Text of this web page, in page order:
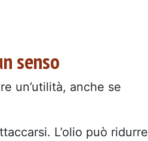
senso
un’utilità, anche se
L’olio può ridurre